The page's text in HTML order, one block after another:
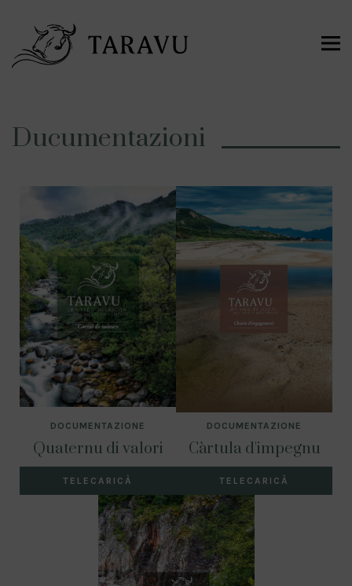
Ducumentazioni
DOCUMENTAZIONE
Quaternu di valori
TELECARICÀ
DOCUMENTAZIONE
Càrtula d'impegnu
TELECARICÀ